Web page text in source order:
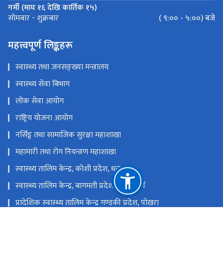
गर्मी (माघ १६ देखि कार्तिक १५)
सोमबार - शुक्रबार ( ९:०० - ५:००) बजे
महत्त्वपूर्ण लिङ्कहरू
स्वास्थ्य तथा जनसङ्ख्या मन्त्रालय
स्वास्थ्य सेवा बिभाग
लोक सेवा आयोग
राष्ट्रिय योजना आयोग
नर्सिङ्ग तथा सामाजिक सुरक्षा महाशाखा
महामारी तथा रोग नियन्त्रण महाशाखा
स्वास्थ्य तालिम केन्द्र, कोशी प्रदेश, धनकुटा
स्वास्थ्य तालिम केन्द्र, बागमती प्रदेश , काठमाडौँ
प्रादेशिक स्वास्थ्य तालिम केन्द्र गण्डकी प्रदेश, पोखरा